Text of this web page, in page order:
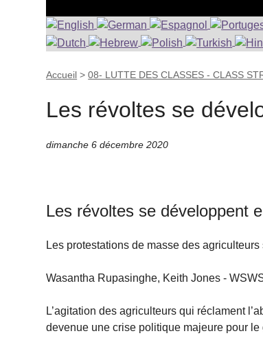
Accueil >08- LUTTE DES CLASSES - CLASS
Les révoltes se
dimanche 6 décembre 2020
Les révoltes se développent
Les protestations de masse des
Wasantha Rupasinghe, Keith Jones -
L’agitation des agriculteurs qui réclament
devenue une crise politique majeure pour